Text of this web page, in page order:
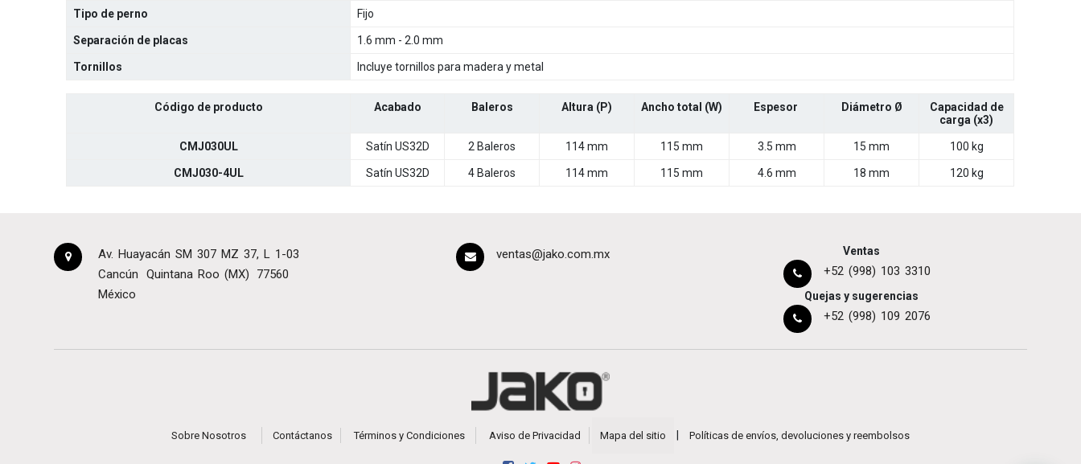
Tipo de perno Fijo
Separación de placas 1.6 mm - 2.0 mm
Tornillos Incluye tornillos para madera y metal
Código de producto Acabado Baleros Altura (P) Ancho total (W) Espesor Diámetro Ø
Capacidad de
carga (x3)
CMJ030UL Satín US32D 2 Baleros 114 mm 115 mm 3.5 mm 15 mm 100 kg
CMJ030-4UL Satín US32D 4 Baleros 114 mm 115 mm 4.6 mm 18 mm 120 kg
Av. Huayacán SM 307 MZ 37, L 1-03
Cancún
Quintana Roo (MX)
77560
México
ventas@jako.com.mx Ventas
+52 (998) 103 3310
Quejas y sugerencias
+52 (998) 109 2076
Sobre Nosotros Contáctanos Términos y Condiciones Aviso de Privacidad Mapa del sitio Políticas de envíos, devoluciones y reembolsos